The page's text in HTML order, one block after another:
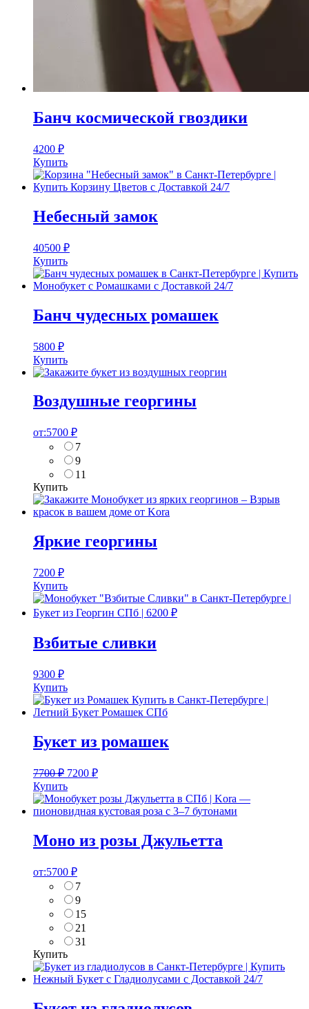
Банч космической гвоздики
4200 ₽
Купить
Небесный замок
40500 ₽
Купить
Банч чудесных ромашек
5800 ₽
Купить
Воздушные георгины
от:5700 ₽
7
9
11
Купить
Яркие георгины
7200 ₽
Купить
Взбитые сливки
9300 ₽
Купить
Букет из ромашек
7700₽ 7200 ₽
Купить
Моно из розы Джульетта
от:5700 ₽
7
9
15
21
31
Купить